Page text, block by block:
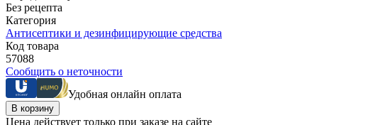
Без рецепта
Категория
Антисептики и дезинфицирующие средства
Код товара
57088
Сообщить о неточности
Удобная онлайн оплата
В корзину
Цена действует только при заказе на сайте